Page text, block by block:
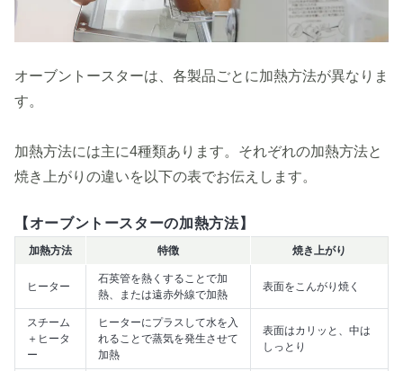
オーブントースターは、各製品ごとに加熱方法が異なりま
す。
加熱方法には主に4種類あります。それぞれの加熱方法と
焼き上がりの違いを以下の表でお伝えします。
【オーブントースターの加熱方法】
加熱方法 特徴 焼き上がり
ヒーター
石英管を熱くすることで加
熱、または遠赤外線で加熱
表面をこんがり焼く
スチーム
＋ヒータ
ー
ヒーターにプラスして水を入
れることで蒸気を発生させて
加熱
表面はカリッと、中は
しっとり